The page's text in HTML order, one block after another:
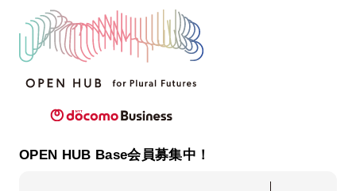
OPEN HUB Base会員募集中！